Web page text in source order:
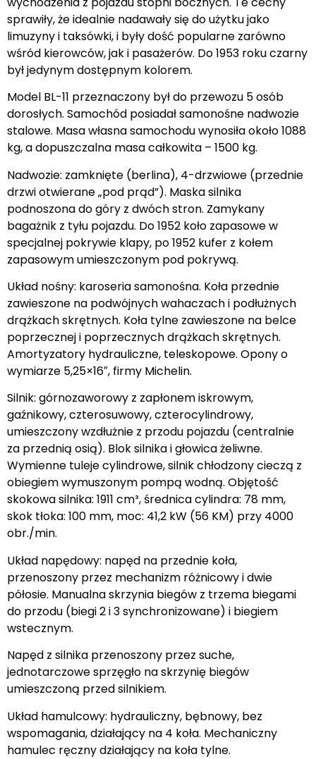
sprawiły, że idealnie nadawały się do użytku jako
limuzyny i taksówki, i były dość popularne zarówno
wśród kierowców, jak i pasażerów. Do 1953 roku czarny
był jedynym dostępnym kolorem.
Model BL-11 przeznaczony był do przewozu 5 osób
dorosłych. Samochód posiadał samonośne nadwozie
stalowe. Masa własna samochodu wynosiła około 1088
kg, a dopuszczalna masa całkowita – 1500 kg.
Nadwozie: zamknięte (berlina), 4-drzwiowe (przednie
drzwi otwierane „pod prąd”). Maska silnika
podnoszona do góry z dwóch stron. Zamykany
bagażnik z tyłu pojazdu. Do 1952 koło zapasowe w
specjalnej pokrywie klapy, po 1952 kufer z kołem
zapasowym umieszczonym pod pokrywą.
Układ nośny: karoseria samonośna. Koła przednie
zawieszone na podwójnych wahaczach i podłużnych
drążkach skrętnych. Koła tylne zawieszone na belce
poprzecznej i poprzecznych drążkach skrętnych.
Amortyzatory hydrauliczne, teleskopowe. Opony o
wymiarze 5,25×16″, firmy Michelin.
Silnik: górnozaworowy z zapłonem iskrowym,
gaźnikowy, czterosuwowy, czterocylindrowy,
umieszczony wzdłużnie z przodu pojazdu (centralnie
za przednią osią). Blok silnika i głowica żeliwne.
Wymienne tuleje cylindrowe, silnik chłodzony cieczą z
obiegiem wymuszonym pompą wodną. Objętość
skokowa silnika: 1911 cm³, średnica cylindra: 78 mm,
skok tłoka: 100 mm, moc: 41,2 kW (56 KM) przy 4000
obr./min.
Układ napędowy: napęd na przednie koła,
przenoszony przez mechanizm różnicowy i dwie
półosie. Manualna skrzynia biegów z trzema biegami
do przodu (biegi 2 i 3 synchronizowane) i biegiem
wstecznym.
Napęd z silnika przenoszony przez suche,
jednotarczowe sprzęgło na skrzynię biegów
umieszczoną przed silnikiem.
Układ hamulcowy: hydrauliczny, bębnowy, bez
wspomagania, działający na 4 koła. Mechaniczny
hamulec ręczny działający na koła tylne.